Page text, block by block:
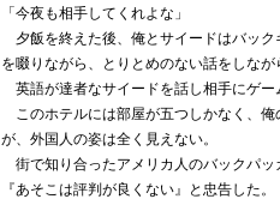
「今夜も相手してくれよな」
夕飯を終えた後、俺とサイードはバッ
を啜りながら、とりとめのない話をしなが
英語が達者なサイードを話し相手にゲー
このホテルには部屋が五つしかなく、俺
が、外国人の姿は全く見えない。
街で知り合ったアメリカ人のバックパッ
『あそこは評判が良くない』と忠告した。